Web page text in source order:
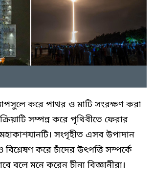
করে পাথর ও মাটি সংরক্ষণ করা
সম্পন্ন করে পৃথিবীতে ফেরার
সংগৃহীত এসব উপাদান
বিশ্লেষণ করে চাঁদের উৎপত্তি সম্পর্কে
বলে মনে করেন চীনা বিজ্ঞানীরা।